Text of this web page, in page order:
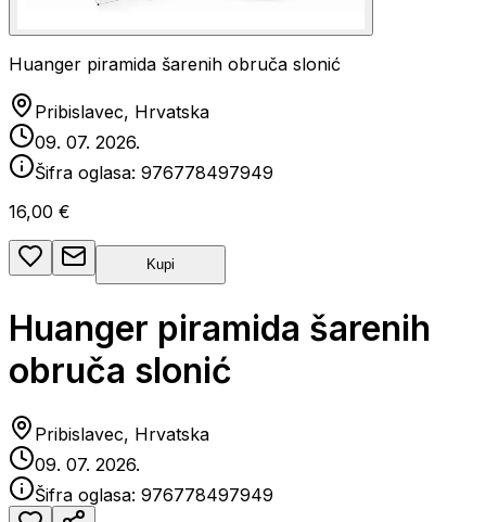
Huanger piramida šarenih obruča slonić
Pribislavec, Hrvatska
09. 07. 2026.
Šifra oglasa: 976778497949
16,00 €
Kupi
Huanger piramida šarenih
obruča slonić
Pribislavec, Hrvatska
09. 07. 2026.
Šifra oglasa: 976778497949